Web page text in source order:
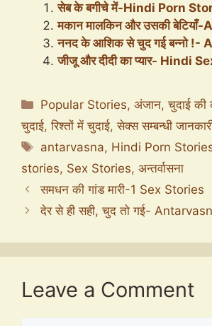
सेब के बगीचे में-Hindi Porn
मकान मालकिन और उसकी
ननद के आशिक से चुद गई बन्नो !-
जीजू और दीदी का प्यार- Hindi
Categories
Popular Stories,अंजान,चुदाई की
चुदाई,रिश्तों में चुदाई,सेक्स सम्बन्धी
Tags
antarvasna, Hindi Porn
stories, Sex Stories, अन्तर्वासना
समधन की गांड मारी-1 Sex Stories
देर से ही सही, चुद तो गई-
Leave a Comment